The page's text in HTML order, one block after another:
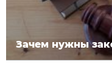
Зачем нужны